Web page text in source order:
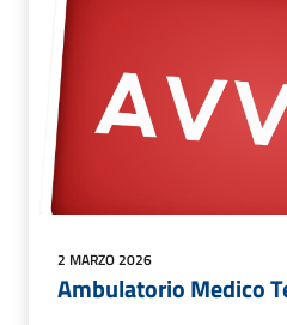
2 MARZO 2026
Ambulatorio Medico